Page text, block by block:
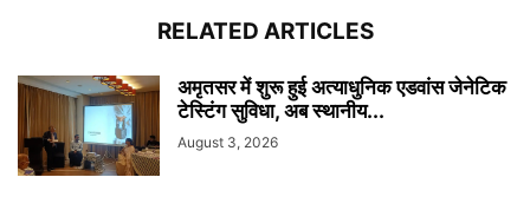
RELATED ARTICLES
अमृतसर में शुरू हुई अत्याधुनिक एडवांस जेनेटिक
टेस्टिंग सुविधा, अब स्थानीय...
August 3, 2026